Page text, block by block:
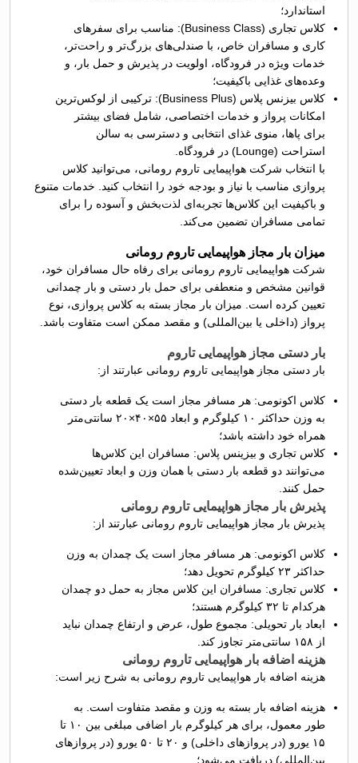
استاندارد؛
کلاس تجاری (Business Class): مناسب برای سفرهای
کاری و مسافران خاص، با صندلی‌های بزرگ‌تر و راحت‌تر،
خدمات ویژه در فرودگاه، اولویت در پذیرش و حمل بار، و
وعده‌های غذایی باکیفیت؛
کلاس بیزنس پلاس (Business Plus): ترکیبی از لوکس‌ترین
امکانات پرواز و خدمات اختصاصی، شامل فضای بیشتر
برای پاها، منوی غذای انتخابی و دسترسی به سالن
استراحت (Lounge) در فرودگاه.
با انتخاب شرکت هواپیمایی تاروم رومانی، می‌توانید کلاس
پروازی مناسب با نیاز و بودجه خود را انتخاب کنید. خدمات متنوع
و باکیفیت این کلاس‌ها تجربه‌ای لذت‌بخش و آسوده را برای
تمامی مسافران تضمین می‌کند.
میزان بار مجاز هواپیمایی تاروم رومانی
شرکت هواپیمایی تاروم رومانی برای رفاه حال مسافران خود،
قوانین مشخص و منعطفی برای حمل بار دستی و بار چمدانی
تعیین کرده است. میزان بار مجاز بسته به کلاس پروازی، نوع
پرواز (داخلی یا بین‌المللی) و مقصد ممکن است متفاوت باشد.
بار دستی مجاز هواپیمایی تاروم
بار دستی مجاز هواپیمایی تاروم رومانی عبارتند از:
کلاس اکونومی: هر مسافر مجاز است یک قطعه بار دستی
به وزن حداکثر ۱۰ کیلوگرم و ابعاد ۵۵×۴۰×۲۰ سانتی‌متر
همراه خود داشته باشد؛
کلاس تجاری و بیزینس پلاس: مسافران این کلاس‌ها
می‌توانند دو قطعه بار دستی با همان وزن و ابعاد تعیین‌شده
حمل کنند.
پذیرش بار مجاز هواپیمایی تاروم رومانی
پذیرش بار مجاز هواپیمایی تاروم رومانی عبارتند از:
کلاس اکونومی: هر مسافر مجاز است یک چمدان به وزن
حداکثر ۲۳ کیلوگرم تحویل دهد؛
کلاس تجاری: مسافران این کلاس مجاز به حمل دو چمدان
هرکدام تا ۳۲ کیلوگرم هستند؛
ابعاد بار تحویلی: مجموع طول، عرض و ارتفاع چمدان نباید
از ۱۵۸ سانتی‌متر تجاوز کند.
هزینه اضافه بار هواپیمایی تاروم رومانی
هزینه اضافه بار هواپیمایی تاروم رومانی به شرح زیر است:
هزینه اضافه بار بسته به وزن و مقصد متفاوت است. به
طور معمول، برای هر کیلوگرم بار اضافی مبلغی بین ۱۰ تا
۱۵ یورو (در پروازهای داخلی) و ۲۰ تا ۵۰ یورو (در پروازهای
بین‌المللی) دریافت می‌شود؛